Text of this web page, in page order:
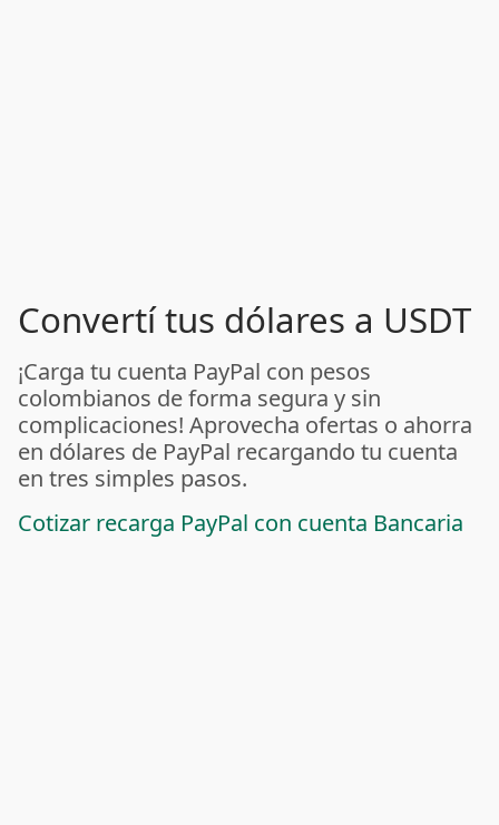
Convertí tus dólares a USDT
¡Carga tu cuenta PayPal con pesos
colombianos de forma segura y sin
complicaciones! Aprovecha ofertas o ahorra
en dólares de PayPal recargando tu cuenta
en tres simples pasos.
Cotizar recarga PayPal con cuenta Bancaria